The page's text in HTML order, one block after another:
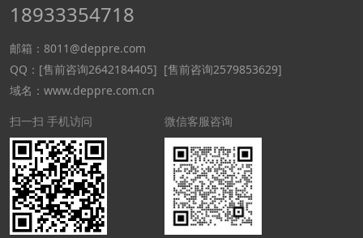
18933354718
邮箱：8011@deppre.com
QQ： [售前咨询2642184405] [售前咨询2579853629]
域名：www.deppre.com.cn
扫一扫 手机访问
微信客服咨询